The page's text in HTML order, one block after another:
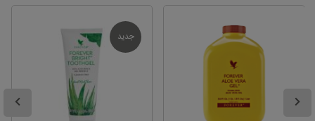
مهمان – تاریخ نامعتبر
الو ورا بث جلی مثل اینکه تولیدش متوقف شده.اون
محصول تا 3 لایه پوست نفوذ میکرد و تمام الودگیها رو تمیز .جوری که
همون بار اول ادم متجه تغییر رنگ صورت میشد .اگر این بادی واش که
جایگزین شده به همون کیفیت باشه که عالیه
0
جدید